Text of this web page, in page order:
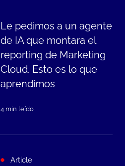
Le pedimos a un agente
de IA que montara el
reporting de Marketing
Cloud. Esto es lo que
aprendimos
4 min leído
Article